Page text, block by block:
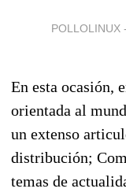
POLLOLINUX -
En esta ocasión,
orientada al
un extenso
distribución;
temas de